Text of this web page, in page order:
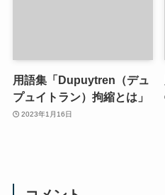
用語集「Dupuytren（デュ
プュイトラン）拘縮とは」
2023年1月16日